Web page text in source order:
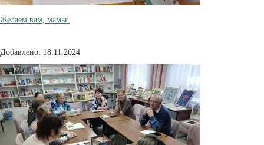
Желаем вам, мамы!
Добавлено: 18.11.2024